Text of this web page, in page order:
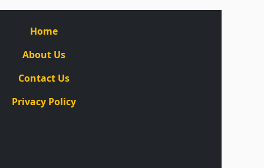
Home
About Us
Contact Us
Privacy Policy